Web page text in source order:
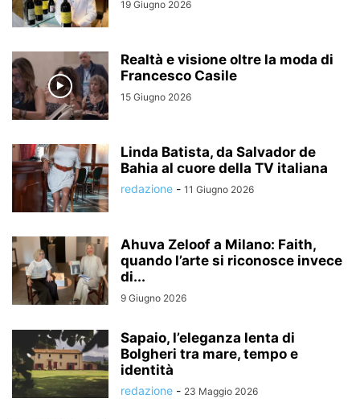
19 Giugno 2026
Realtà e visione oltre la moda di
Francesco Casile
15 Giugno 2026
Linda Batista, da Salvador de
Bahia al cuore della TV italiana
redazione - 11 Giugno 2026
Ahuva Zeloof a Milano: Faith,
quando l’arte si riconosce invece
di...
9 Giugno 2026
Sapaio, l’eleganza lenta di
Bolgheri tra mare, tempo e
identità
redazione - 23 Maggio 2026